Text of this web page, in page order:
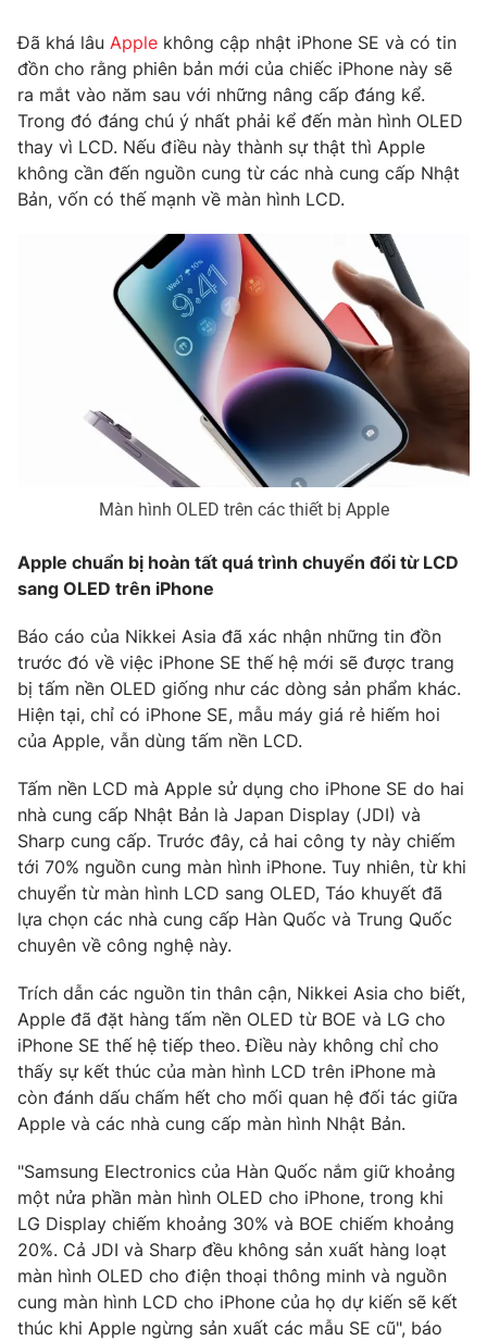
Góc doanh nghiệp
Truyền hình
Phim VTV
Hậu trường
Nhân vật
Giải trí
Điện ảnh
Âm nhạc
Đời sống
Du lịch
Chất lượng cuộc sống
Học trực tuyến
Công nghệ
Hitech Công nghệ tương lai
Thị trường
Giao lưu trực tuyến
Lịch phát sóng
Chuyên mục khác
Photo
Video Shorts video
VTV Money VTV Thể thao
VTV Sức khoẻ Bất động sản
Thị trường 24h Tấm lòng Việt
VTV4 Vươn mình bằng AI
VTV9 VTV8
Liên hệ tòa soạn English
Theo dõi báo trên
Cơ quan chủ quản:Đài Truyền hình Việt Nam
Đã khá lâu Apple không cập nhật iPhone SE và có tin
đồn cho rằng phiên bản mới của chiếc iPhone này sẽ
ra mắt vào năm sau với những nâng cấp đáng kể.
Trong đó đáng chú ý nhất phải kể đến màn hình OLED
thay vì LCD. Nếu điều này thành sự thật thì Apple
không cần đến nguồn cung từ các nhà cung cấp Nhật
Bản, vốn có thế mạnh về màn hình LCD.
Màn hình OLED trên các thiết bị Apple
Apple chuẩn bị hoàn tất quá trình chuyển đổi từ LCD
sang OLED trên iPhone
Báo cáo của Nikkei Asia đã xác nhận những tin đồn
trước đó về việc iPhone SE thế hệ mới sẽ được trang
bị tấm nền OLED giống như các dòng sản phẩm khác.
Hiện tại, chỉ có iPhone SE, mẫu máy giá rẻ hiếm hoi
của Apple, vẫn dùng tấm nền LCD.
Tấm nền LCD mà Apple sử dụng cho iPhone SE do hai
nhà cung cấp Nhật Bản là Japan Display (JDI) và
Sharp cung cấp. Trước đây, cả hai công ty này chiếm
tới 70% nguồn cung màn hình iPhone. Tuy nhiên, từ khi
chuyển từ màn hình LCD sang OLED, Táo khuyết đã
lựa chọn các nhà cung cấp Hàn Quốc và Trung Quốc
chuyên về công nghệ này.
Trích dẫn các nguồn tin thân cận, Nikkei Asia cho biết,
Apple đã đặt hàng tấm nền OLED từ BOE và LG cho
iPhone SE thế hệ tiếp theo. Điều này không chỉ cho
thấy sự kết thúc của màn hình LCD trên iPhone mà
còn đánh dấu chấm hết cho mối quan hệ đối tác giữa
Apple và các nhà cung cấp màn hình Nhật Bản.
"Samsung Electronics của Hàn Quốc nắm giữ khoảng
một nửa phần màn hình OLED cho iPhone, trong khi
LG Display chiếm khoảng 30% và BOE chiếm khoảng
20%. Cả JDI và Sharp đều không sản xuất hàng loạt
màn hình OLED cho điện thoại thông minh và nguồn
cung màn hình LCD cho iPhone của họ dự kiến ​​sẽ kết
thúc khi Apple ngừng sản xuất các mẫu SE cũ", báo